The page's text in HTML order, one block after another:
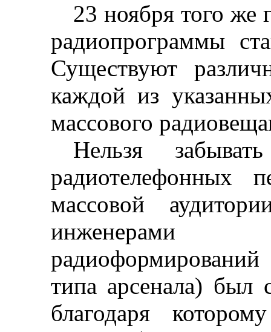
23 ноября того же
радиопрограммы
Существуют
каждой из
массового
Нельзя
радиотелефонных
массовой
инженерами
радиоформирований
типа арсенала) был
благодаря